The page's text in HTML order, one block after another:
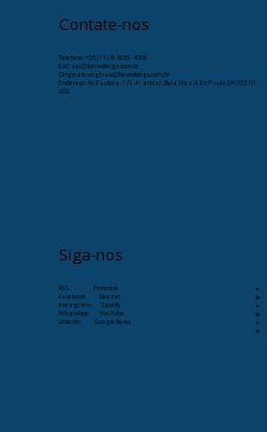
Contate-nos
Telefone:+55 (11) 9-8263-4066
SAC: sac@livrosvikings.com.br
Originais: originais@livrosvikings.com.br
Endereço: Av. Paulista, 171 4º andar, Bela Vista, São Paulo-SP, 01310-
000
Siga-nos
RSS
Pinterest
Facebook
Deezer
Instagram
Spotify
WhatsApp
YouTube
Linkedin
Google News